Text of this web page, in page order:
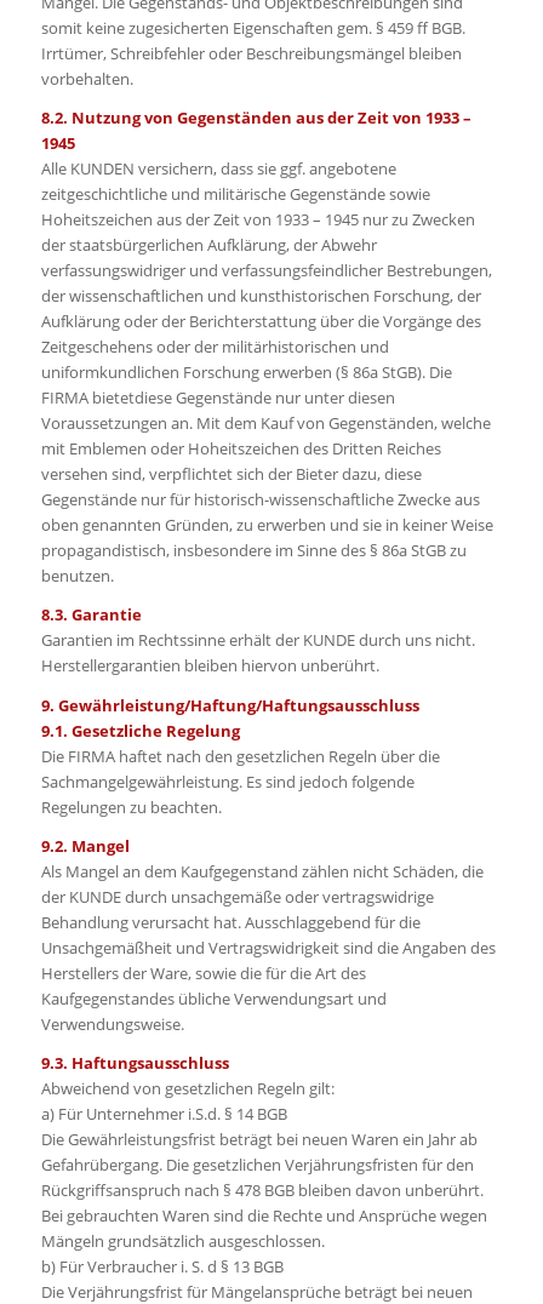
somit keine zugesicherten Eigenschaften gem. § 459 ff BGB.
Irrtümer, Schreibfehler oder Beschreibungsmängel bleiben
vorbehalten.
8.2. Nutzung von Gegenständen aus der Zeit von 1933 –
1945
Alle KUNDEN versichern, dass sie ggf. angebotene
zeitgeschichtliche und militärische Gegenstände sowie
Hoheitszeichen aus der Zeit von 1933 – 1945 nur zu Zwecken
der staatsbürgerlichen Aufklärung, der Abwehr
verfassungswidriger und verfassungsfeindlicher Bestrebungen,
der wissenschaftlichen und kunsthistorischen Forschung, der
Aufklärung oder der Berichterstattung über die Vorgänge des
Zeitgeschehens oder der militärhistorischen und
uniformkundlichen Forschung erwerben (§ 86a StGB). Die
FIRMA bietetdiese Gegenstände nur unter diesen
Voraussetzungen an. Mit dem Kauf von Gegenständen, welche
mit Emblemen oder Hoheitszeichen des Dritten Reiches
versehen sind, verpflichtet sich der Bieter dazu, diese
Gegenstände nur für historisch-wissenschaftliche Zwecke aus
oben genannten Gründen, zu erwerben und sie in keiner Weise
propagandistisch, insbesondere im Sinne des § 86a StGB zu
benutzen.
8.3. Garantie
Garantien im Rechtssinne erhält der KUNDE durch uns nicht.
Herstellergarantien bleiben hiervon unberührt.
9. Gewährleistung/Haftung/Haftungsausschluss
9.1. Gesetzliche Regelung
Die FIRMA haftet nach den gesetzlichen Regeln über die
Sachmangelgewährleistung. Es sind jedoch folgende
Regelungen zu beachten.
9.2. Mangel
Als Mangel an dem Kaufgegenstand zählen nicht Schäden, die
der KUNDE durch unsachgemäße oder vertragswidrige
Behandlung verursacht hat. Ausschlaggebend für die
Unsachgemäßheit und Vertragswidrigkeit sind die Angaben des
Herstellers der Ware, sowie die für die Art des
Kaufgegenstandes übliche Verwendungsart und
Verwendungsweise.
9.3. Haftungsausschluss
Abweichend von gesetzlichen Regeln gilt:
a) Für Unternehmer i.S.d. § 14 BGB
Die Gewährleistungsfrist beträgt bei neuen Waren ein Jahr ab
Gefahrübergang. Die gesetzlichen Verjährungsfristen für den
Rückgriffsanspruch nach § 478 BGB bleiben davon unberührt.
Bei gebrauchten Waren sind die Rechte und Ansprüche wegen
Mängeln grundsätzlich ausgeschlossen.
b) Für Verbraucher i. S. d § 13 BGB
Die Verjährungsfrist für Mängelansprüche beträgt bei neuen